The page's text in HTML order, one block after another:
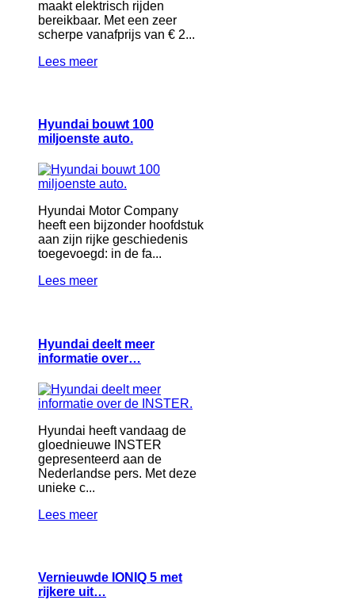
maakt elektrisch rijden
bereikbaar. Met een zeer
scherpe vanafprijs van € 2...
Lees meer
Hyundai bouwt 100
miljoenste auto.
Hyundai Motor Company
heeft een bijzonder hoofdstuk
aan zijn rijke geschiedenis
toegevoegd: in de fa...
Lees meer
Hyundai deelt meer
informatie over…
Hyundai heeft vandaag de
gloednieuwe INSTER
gepresenteerd aan de
Nederlandse pers. Met deze
unieke c...
Lees meer
Vernieuwde IONIQ 5 met
rijkere uit…